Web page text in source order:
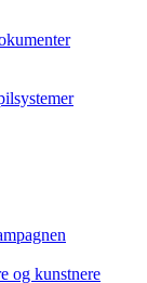
og kunstnere